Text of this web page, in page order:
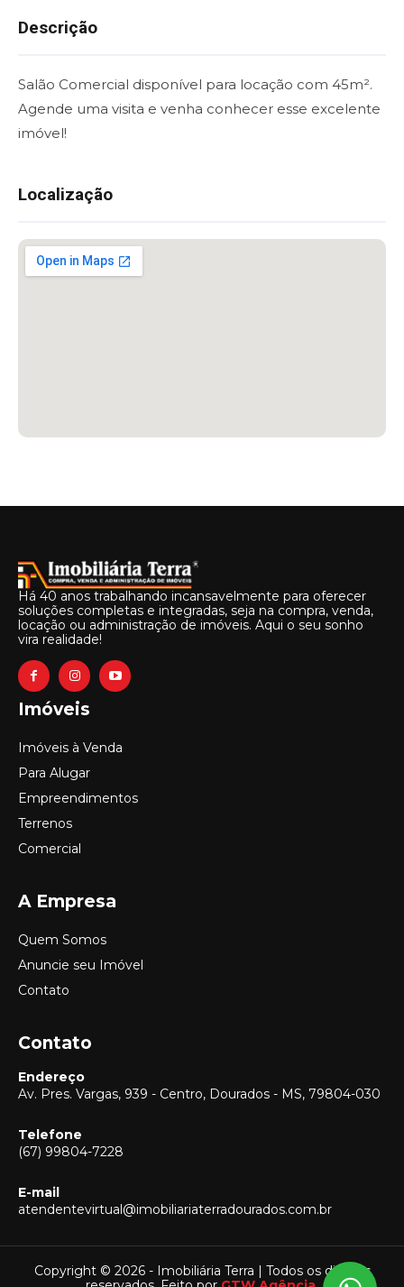
Descrição
Salão Comercial disponível para locação com 45m².
Agende uma visita e venha conhecer esse excelente
imóvel!
Localização
Há 40 anos trabalhando incansavelmente para oferecer
soluções completas e integradas, seja na compra, venda,
locação ou administração de imóveis. Aqui o seu sonho
vira realidade!
Imóveis
Imóveis à Venda
Para Alugar
Empreendimentos
Terrenos
Comercial
A Empresa
Quem Somos
Anuncie seu Imóvel
Contato
Contato
Endereço
Av. Pres. Vargas, 939 - Centro, Dourados - MS, 79804-030
Telefone
(67) 99804-7228
E-mail
atendentevirtual@imobiliariaterradourados.com.br
Copyright © 2026 - Imobiliária Terra | Todos os direitos
Vendas
(67) 99804-7228
Locação
(67) 99804-7228